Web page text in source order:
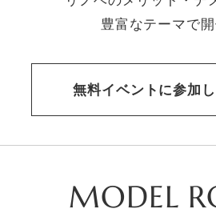
豊富なテーマで開
無料イベントに参加
MODEL